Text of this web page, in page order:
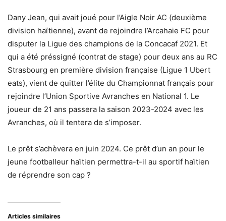
Dany Jean, qui avait joué pour l’Aigle Noir AC (deuxième
division haïtienne), avant de rejoindre l’Arcahaie FC pour
disputer la Ligue des champions de la Concacaf 2021. Et
qui a été préssigné (contrat de stage) pour deux ans au RC
Strasbourg en première division française (Ligue 1 Ubert
eats), vient de quitter l’élite du Championnat français pour
rejoindre l’Union Sportive Avranches en National 1. Le
joueur de 21 ans passera la saison 2023-2024 avec les
Avranches, où il tentera de s’imposer.
Le prêt s’achèvera en juin 2024. Ce prêt d’un an pour le
jeune footballeur haïtien permettra-t-il au sportif haïtien
de réprendre son cap ?
Articles similaires